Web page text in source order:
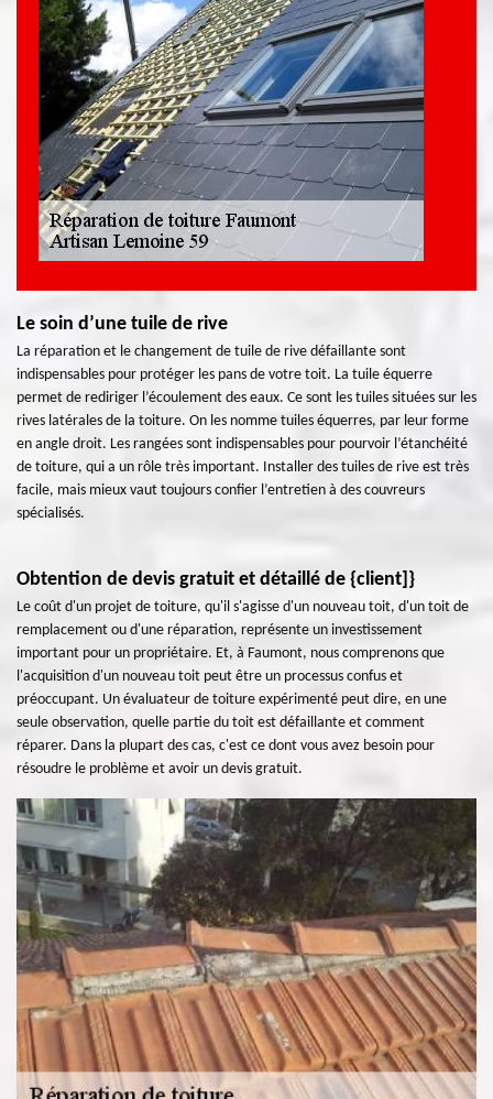
Le soin d’une tuile de rive
La réparation et le changement de tuile de rive défaillante sont
indispensables pour protéger les pans de votre toit. La tuile équerre
permet de rediriger l’écoulement des eaux. Ce sont les tuiles situées sur les
rives latérales de la toiture. On les nomme tuiles équerres, par leur forme
en angle droit. Les rangées sont indispensables pour pourvoir l’étanchéité
de toiture, qui a un rôle très important. Installer des tuiles de rive est très
facile, mais mieux vaut toujours confier l’entretien à des couvreurs
spécialisés.
Obtention de devis gratuit et détaillé de {client]}
Le coût d'un projet de toiture, qu'il s'agisse d'un nouveau toit, d'un toit de
remplacement ou d'une réparation, représente un investissement
important pour un propriétaire. Et, à Faumont, nous comprenons que
l'acquisition d'un nouveau toit peut être un processus confus et
préoccupant. Un évaluateur de toiture expérimenté peut dire, en une
seule observation, quelle partie du toit est défaillante et comment
réparer. Dans la plupart des cas, c'est ce dont vous avez besoin pour
résoudre le problème et avoir un devis gratuit.